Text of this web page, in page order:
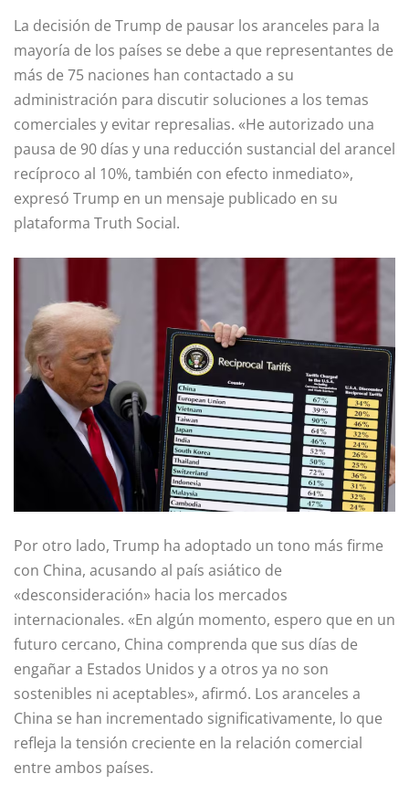
La decisión de Trump de pausar los aranceles para la
mayoría de los países se debe a que representantes de
más de 75 naciones han contactado a su
administración para discutir soluciones a los temas
comerciales y evitar represalias. «He autorizado una
pausa de 90 días y una reducción sustancial del arancel
recíproco al 10%, también con efecto inmediato»,
expresó Trump en un mensaje publicado en su
plataforma Truth Social.
Por otro lado, Trump ha adoptado un tono más firme
con China, acusando al país asiático de
«desconsideración» hacia los mercados
internacionales. «En algún momento, espero que en un
futuro cercano, China comprenda que sus días de
engañar a Estados Unidos y a otros ya no son
sostenibles ni aceptables», afirmó. Los aranceles a
China se han incrementado significativamente, lo que
refleja la tensión creciente en la relación comercial
entre ambos países.